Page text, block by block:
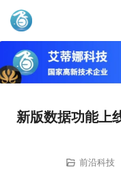
艾蒂娜科技
新版数据功能上
前沿科技